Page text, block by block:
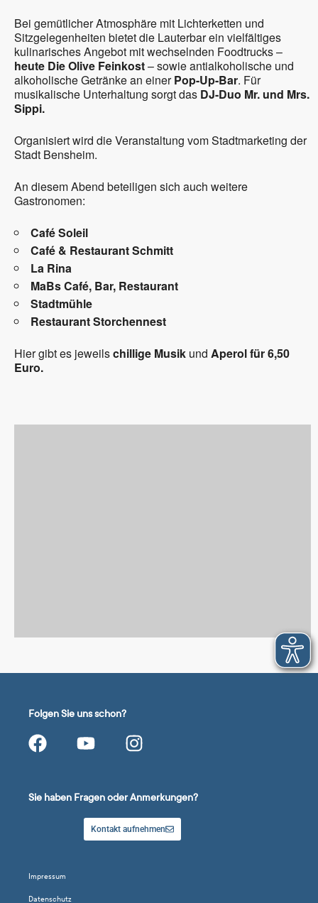
Bei gemütlicher Atmosphäre mit Lichterketten und
Sitzgelegenheiten bietet die Lauterbar ein vielfältiges
kulinarisches Angebot mit wechselnden Foodtrucks –
heute Die Olive Feinkost– sowie antialkoholische und
alkoholische Getränke an einerPop-Up-Bar. Für
musikalische Unterhaltung sorgt das DJ-Duo Mr. und Mrs.
Sippi.
Organisiert wird die Veranstaltung vom Stadtmarketing der
Stadt Bensheim.
An diesem Abend beteiligen sich auch weitere
Gastronomen:
Café Soleil
Café & Restaurant Schmitt
La Rina
MaBs Café, Bar, Restaurant
Stadtmühle
Restaurant Storchennest
Hier gibt es jeweilschillige Musik und Aperol für 6,50
Euro.
Folgen Sie uns schon?
Sie haben Fragen oder Anmerkungen?
Kontakt aufnehmen
Impressum
Datenschutz